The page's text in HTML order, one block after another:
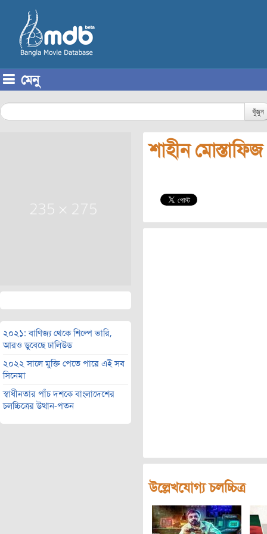
মেনু
খুঁজুন
২০২১: বাণিজ্য থেকে শিল্পে ভারি,
আরও ডুবেছে ঢালিউড
২০২২ সালে মুক্তি পেতে পারে এই সব
সিনেমা
স্বাধীনতার পাঁচ দশকে বাংলাদেশের
চলচ্চিত্রের উত্থান-পতন
শাহীন মোস্তাফিজ
উল্লেখযোগ্য চলচ্চিত্র